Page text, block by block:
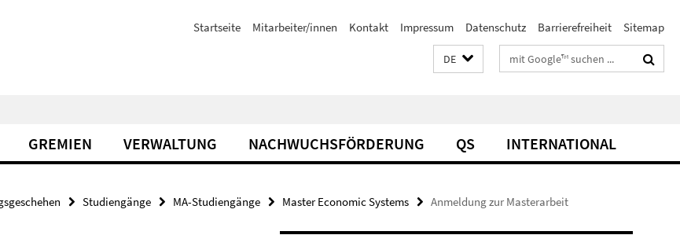
Startseite Mitarbeiter/innen Kontakt Impressum Datenschutz Barrierefreiheit Sitemap
DE Suchbegriffe
GREMIEN VERWALTUNG NACHWUCHSFÖRDERUNG QS INTERNATIONAL
Studiengänge MA-Studiengänge Master Economic Systems Anmeldung zur Masterarbeit